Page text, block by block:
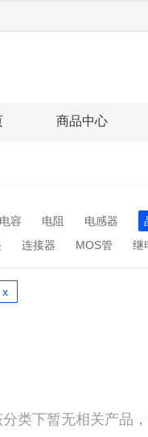
商品中心
电容 电阻 电感器
连接器 MOS管 继
分类下暂无相关产品